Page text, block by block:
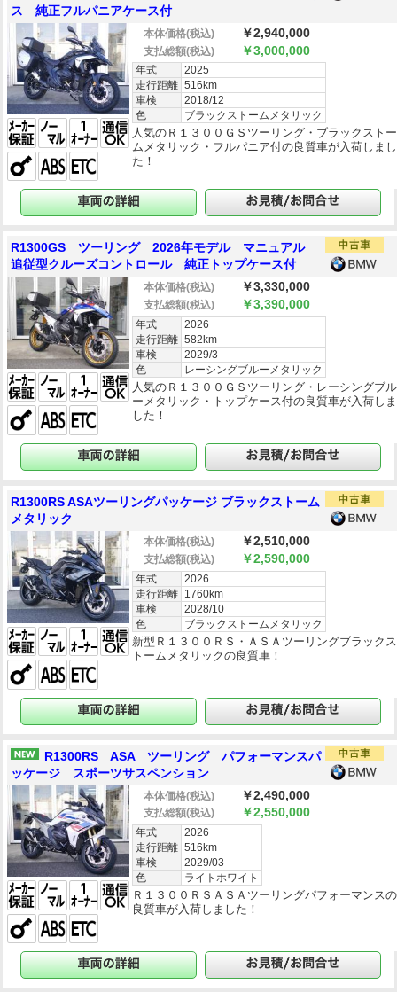
ス 純正フルパニアケース付
本体価格(税込) ￥2,940,000
支払総額(税込) ￥3,000,000
年式
2025
走行距離 516km
車検
2018/12
色
ブラックストームメタリック
人気のＲ１３００ＧＳツーリング・ブラックストー
ムメタリック・フルパニア付の良質車が入荷しまし
た！
R1300GS ツーリング 2026年モデル マニュアル
追従型クルーズコントロール 純正トップケース付
本体価格(税込) ￥3,330,000
支払総額(税込) ￥3,390,000
年式
2026
走行距離 582km
車検
2029/3
色
レーシングブルーメタリック
人気のＲ１３００ＧＳツーリング・レーシングブル
ーメタリック・トップケース付の良質車が入荷しま
した！
R1300RS ASAツーリングパッケージ ブラックストーム
メタリック
本体価格(税込) ￥2,510,000
支払総額(税込) ￥2,590,000
年式
2026
走行距離 1760km
車検
2028/10
色
ブラックストームメタリック
新型Ｒ１３００ＲＳ・ＡＳＡツーリングブラックス
トームメタリックの良質車！
R1300RS ASA ツーリング パフォーマンスパ
ッケージ スポーツサスペンション
本体価格(税込) ￥2,490,000
支払総額(税込) ￥2,550,000
年式
2026
走行距離 516km
車検
2029/03
色
ライトホワイト
Ｒ１３００ＲＳＡＳＡツーリングパフォーマンスの
良質車が入荷しました！